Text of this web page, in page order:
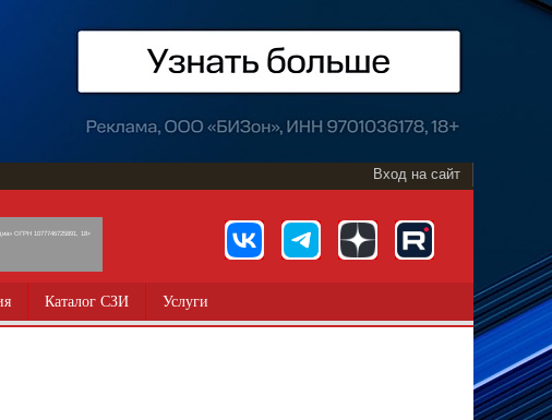
Вход на сайт
ОГРН 1077746725891, 18+
Каталог СЗИ Услуги